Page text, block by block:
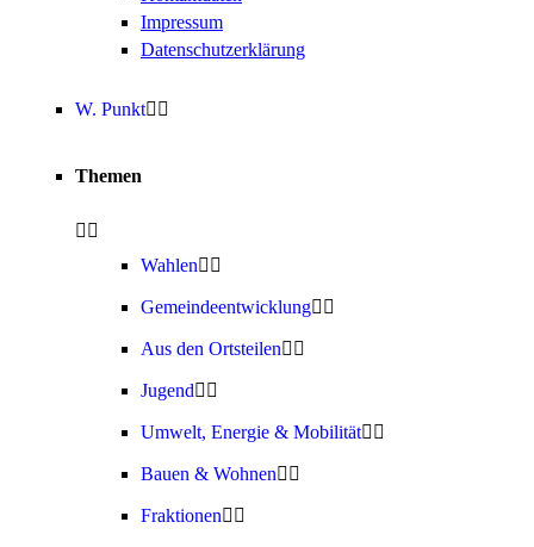
Impressum
Datenschutzerklärung
W. Punkt
Themen
Wahlen
Gemeindeentwicklung
Aus den Ortsteilen
Jugend
Umwelt, Energie & Mobilität
Bauen & Wohnen
Fraktionen